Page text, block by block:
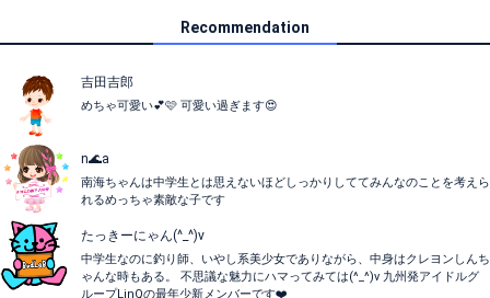
Recommendation
吉田吉郎
めちゃ可愛い💕🩷 可愛い過ぎます😍
n🌊a
南海ちゃんは中学生とは思えないほどしっかりしててみんなのことを考えら
れるめっちゃ素敵な子です
たっきーにゃん(^_^)v
中学生なのに釣り師、いやし系美少女でありながら、中身はクレヨンしんち
ゃんな時もある。 不思議な魅力にハマってみては(^_^)v 九州発アイドルグ
ループLinQの最年少新メンバーです❤️